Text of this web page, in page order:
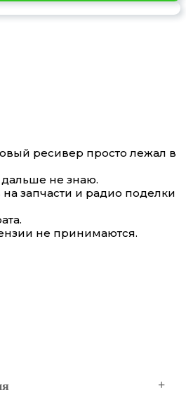
ресивер просто лежал в
дальше не знаю.
запчасти и радио поделки
не принимаются.